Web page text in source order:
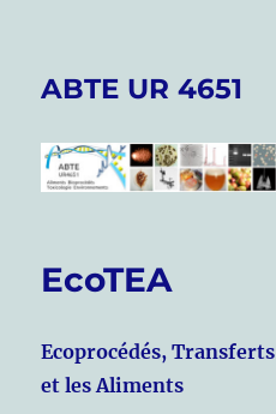
ABTE UR 4651
EcoTEA
Ecoprocédés,
et les Aliments